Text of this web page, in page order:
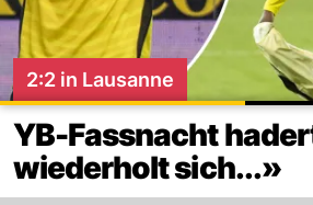
2:2 in Lausanne
YB-Fassnacht
wiederholt sich...»